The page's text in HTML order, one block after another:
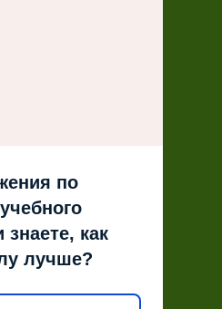
по
знаете, как
лучше?